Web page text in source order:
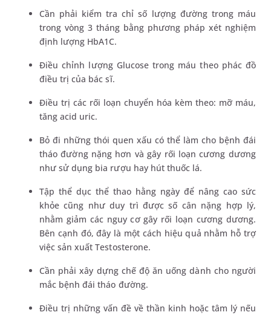
Cần phải kiểm tra chỉ số lượng đường trong máu
trong vòng 3 tháng bằng phương pháp xét nghiệm
định lượng HbA1C.
Điều chỉnh lượng Glucose trong máu theo phác đồ
điều trị của bác sĩ.
Điều trị các rối loạn chuyển hóa kèm theo: mỡ máu,
tăng acid uric.
Bỏ đi những thói quen xấu có thể làm cho bệnh đái
tháo đường nặng hơn và gây rối loạn cương dương
như sử dụng bia rượu hay hút thuốc lá.
Tập thể dục thể thao hằng ngày để nâng cao sức
khỏe cũng như duy trì được số cân nặng hợp lý,
nhằm giảm các nguy cơ gây rối loạn cương dương.
Bên cạnh đó, đây là một cách hiệu quả nhằm hỗ trợ
việc sản xuất Testosterone.
Cần phải xây dựng chế độ ăn uống dành cho người
mắc bệnh đái tháo đường.
Điều trị những vấn đề về thần kinh hoặc tâm lý nếu